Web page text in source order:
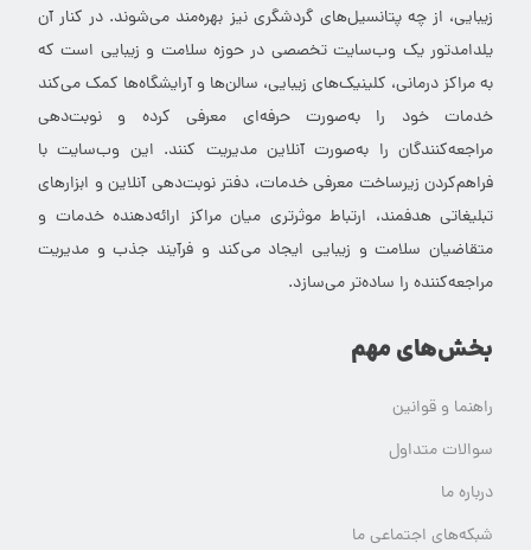
زیبایی، از چه پتانسیل‌های گردشگری نیز بهره‌مند می‌شوند. در کنار آن
یلدامدتور یک وب‌سایت تخصصی در حوزه سلامت و زیبایی است که
به مراکز درمانی، کلینیک‌های زیبایی، سالن‌ها و آرایشگاه‌ها کمک می‌کند
خدمات خود را به‌صورت حرفه‌ای معرفی کرده و نوبت‌دهی
مراجعه‌کنندگان را به‌صورت آنلاین مدیریت کنند. این وب‌سایت با
فراهم‌کردن زیرساخت معرفی خدمات، دفتر نوبت‌دهی آنلاین و ابزارهای
تبلیغاتی هدفمند، ارتباط موثرتری میان مراکز ارائه‌دهنده خدمات و
متقاضیان سلامت و زیبایی ایجاد می‌کند و فرآیند جذب و مدیریت
مراجعه‌کننده را ساده‌تر می‌سازد.
بخش‌های مهم
راهنما و قوانین
سوالات متداول
درباره ما
شبکه‌های اجتماعی ما